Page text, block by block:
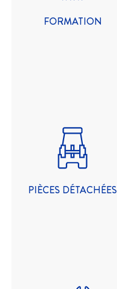
FORMATION
PIÈCES DÉTACHÉES
pour garantir la
performance et la
durabilité de vos